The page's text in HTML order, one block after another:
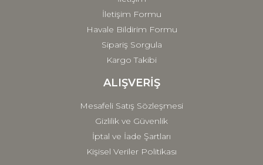
Gönder
İletişim Formu
Havale Bildirim Formu
Sipariş Sorgula
Kargo Takibi
ALIŞVERİŞ
Mesafeli Satış Sözleşmesi
Gizlilik ve Güvenlik
İptal ve İade Şartları
Kişisel Veriler Politikası